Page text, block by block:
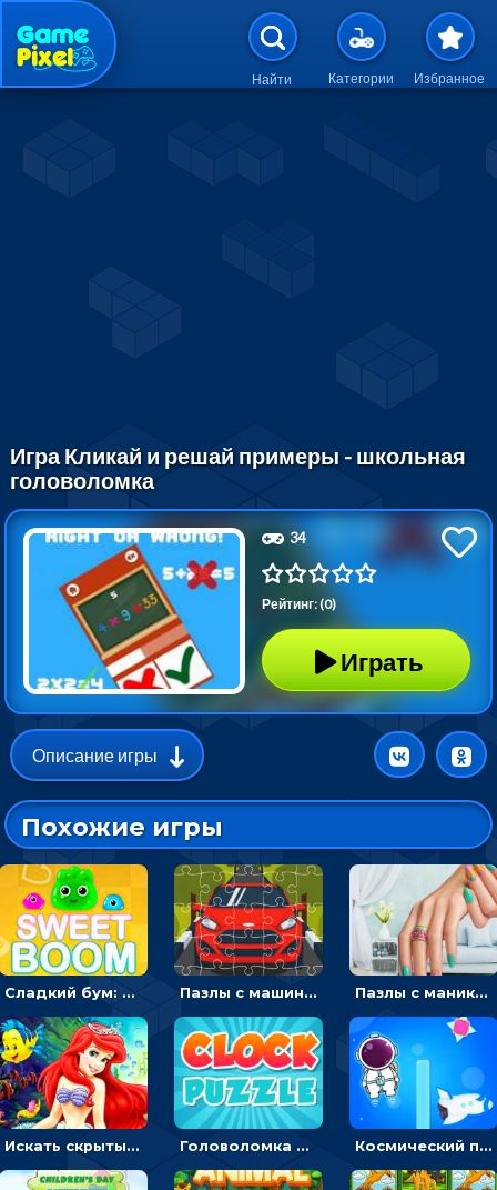
Перейти к основному
Найти Категории Избранное
Игра Кликай и решай примеры - школьная
головоломка
34
Рейтинг: (0)
Играть
Описание игры
Похожие игры
Сладкий бум: тапнуть, чтобы взорвать желейки - головоломка Пазлы с машинами Форд: собирать картинки и открывать новые Пазлы с маникюром: собери идеальный рисунок для ногтей
Искать скрытый алфавит на картинках с мультяшными героями - головоломка для детей Головоломка с часами для детей: читать время по циферблату Космический побег: двигать космонавта, чтобы попасть к кораблю